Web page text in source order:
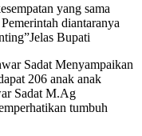
yang sama
diantaranya
Bupati
Sadat Menyampaikan
206 anak anak
Sadat M.Ag
tumbuh